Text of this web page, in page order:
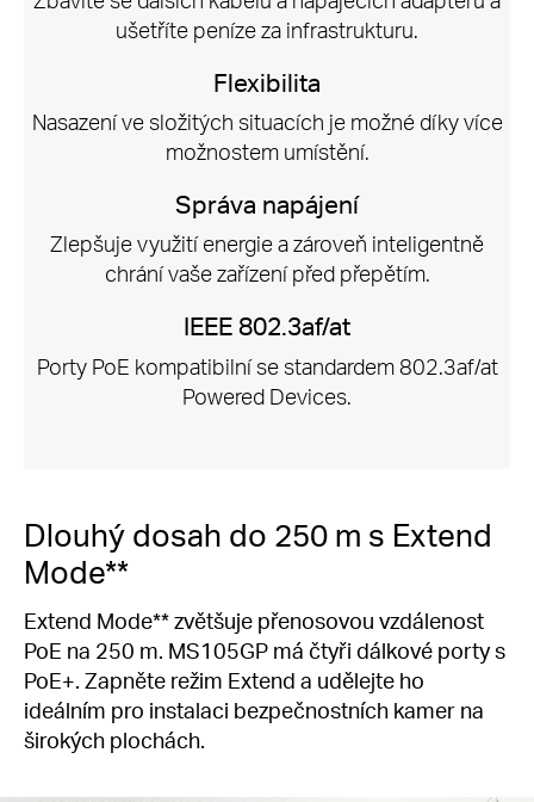
ušetříte peníze za infrastrukturu.
Flexibilita
Nasazení ve složitých situacích je možné díky více
možnostem umístění.
Správa napájení
Zlepšuje využití energie a zároveň inteligentně
chrání vaše zařízení před přepětím.
IEEE 802.3af/at
Porty PoE kompatibilní se standardem 802.3af/at
Powered Devices.
Dlouhý dosah do 250 m s Extend
Mode**
Extend Mode** zvětšuje přenosovou vzdálenost
PoE na 250 m. MS105GP má čtyři dálkové porty s
PoE+. Zapněte režim Extend a udělejte ho
ideálním pro instalaci bezpečnostních kamer na
širokých plochách.